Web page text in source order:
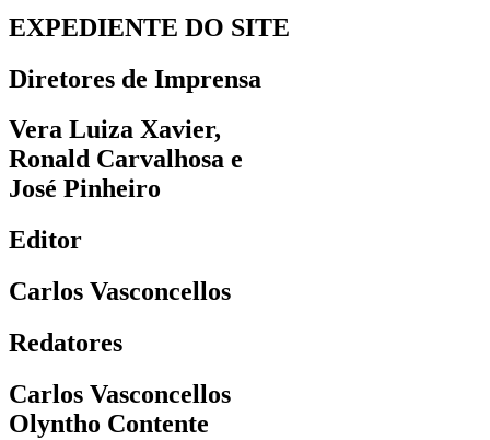
EXPEDIENTE DO SITE
Diretores de Imprensa
Vera Luiza Xavier,
Ronald Carvalhosa e
José Pinheiro
Editor
Carlos Vasconcellos
Redatores
Carlos Vasconcellos
Olyntho Contente